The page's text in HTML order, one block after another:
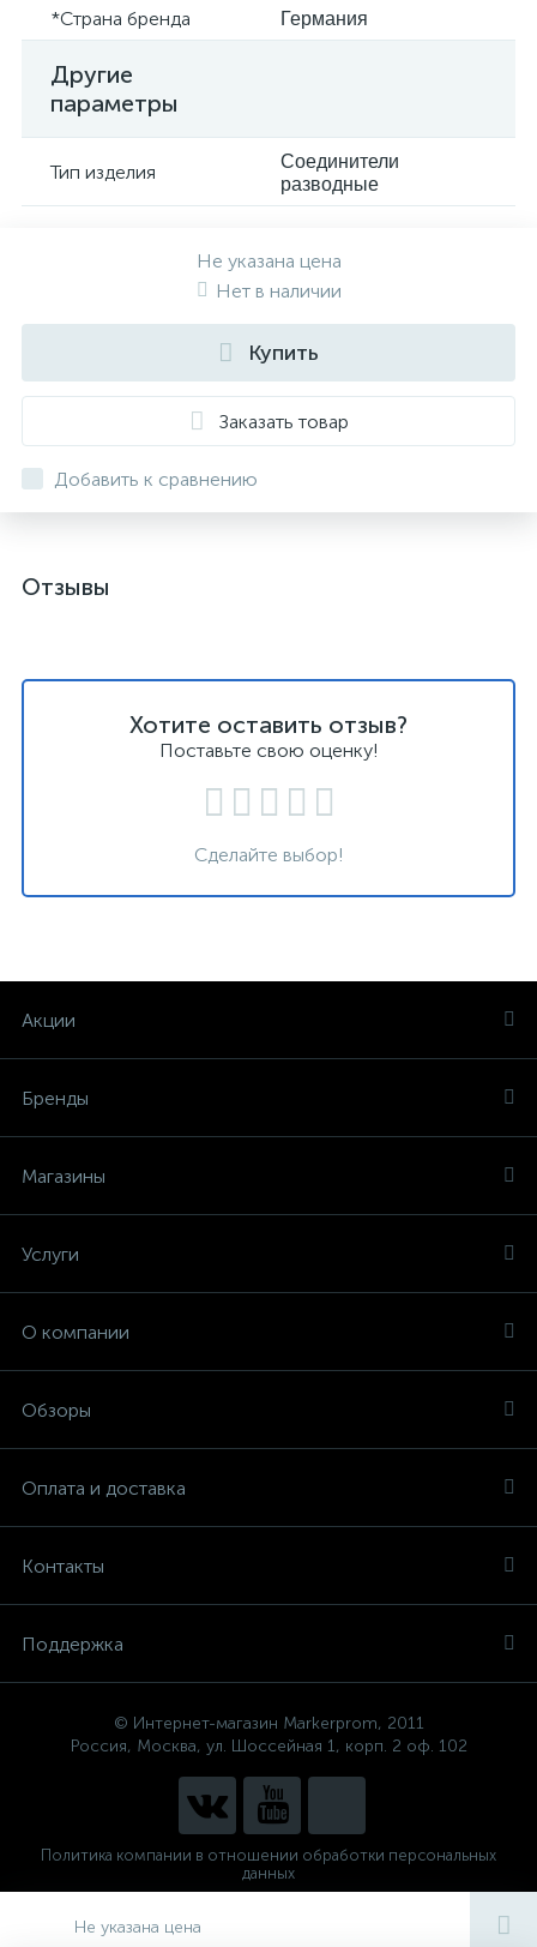
*Страна бренда Германия
Другие
параметры
Тип изделия
Соединители
разводные
Не указана цена
Не указана цена
Нет в наличии
Купить
Заказать товар
Добавить к сравнению
Отзывы
Хотите оставить отзыв?
Поставьте свою оценку!
Сделайте выбор!
Акции
Бренды
Магазины
Услуги
О компании
Обзоры
Оплата и доставка
Контакты
Поддержка
© Интернет-магазин Markerprom, 2011
Россия, Москва, ул. Шоссейная 1, корп. 2 оф. 102
Политика компании в отношении обработки персональных
данных